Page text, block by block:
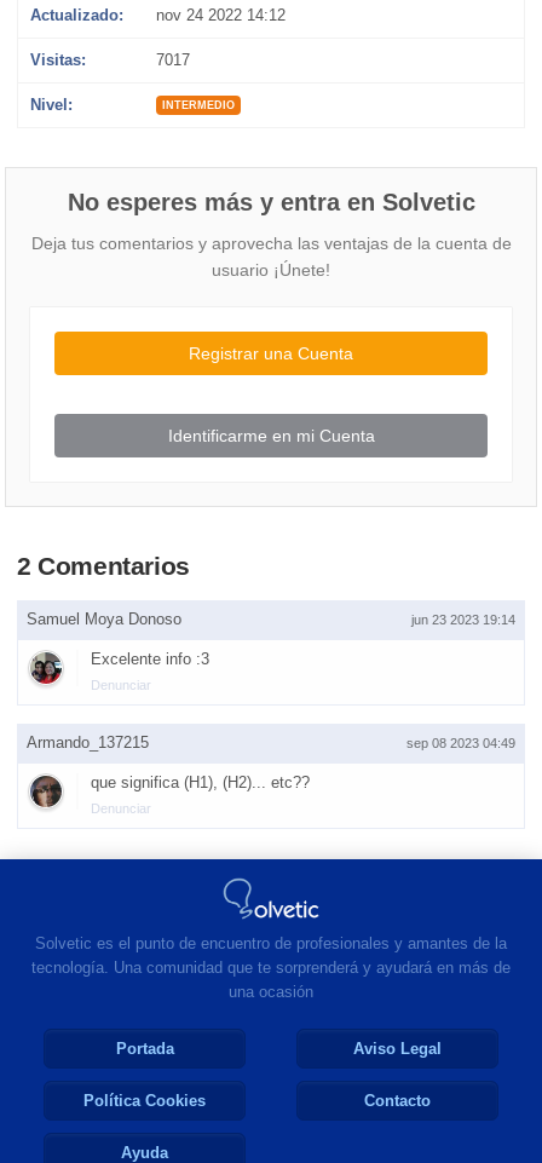
Actualizado: nov 24 2022 14:12
Visitas: 7017
Nivel: INTERMEDIO
No esperes más y entra en Solvetic
Deja tus comentarios y aprovecha las ventajas de la cuenta de
usuario ¡Únete!
Registrar una Cuenta
Identificarme en mi Cuenta
2 Comentarios
Samuel Moya Donoso jun 23 2023 19:14
Excelente info :3
Denunciar
Armando_137215 sep 08 2023 04:49
que significa (H1), (H2)... etc??
Denunciar
Solvetic es el punto de encuentro de profesionales y amantes de la
tecnología. Una comunidad que te sorprenderá y ayudará en más de
una ocasión
Portada Aviso Legal
Política Cookies Contacto
Ayuda